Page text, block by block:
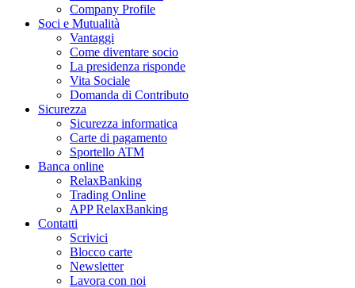
Company Profile
Soci e Mutualità
Vantaggi
Come diventare socio
La presidenza risponde
Vita Sociale
Domanda di Contributo
Sicurezza
Sicurezza informatica
Carte di pagamento
Sportello ATM
Banca online
RelaxBanking
Trading Online
APP RelaxBanking
Contatti
Scrivici
Blocco carte
Newsletter
Lavora con noi